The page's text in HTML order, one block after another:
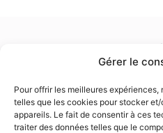
Gérer le
Pour offrir les meilleures
telles que les cookies pour stocker
appareils. Le fait de consentir à ces
traiter des données telles que le
GALEO - ZA LA